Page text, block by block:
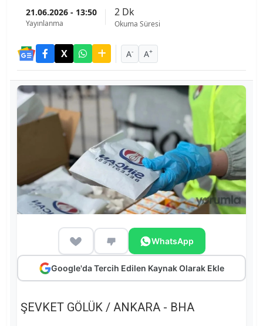
21.06.2026 - 13:50
Yayınlanma
2 Dk
Okuma Süresi
A- A+
WhatsApp
Google'da Tercih Edilen Kaynak Olarak Ekle
ŞEVKET GÖLÜK / ANKARA - BHA